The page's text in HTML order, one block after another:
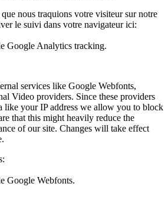
nous traquions votre visiteur sur notre
le suivi dans votre navigateur ici:
Google Analytics tracking.
services like Google Webfonts,
Video providers. Since these providers
like your IP address we allow you to block
that this might heavily reduce the
of our site. Changes will take effect
Google Webfonts.